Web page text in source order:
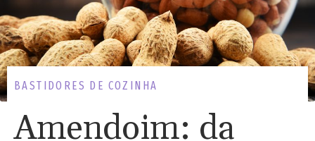
BASTIDORES DE COZINHA
Amendoim: da